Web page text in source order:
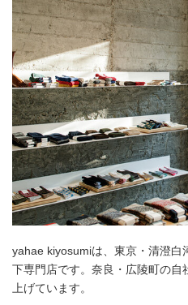
yahae kiyosumiは、東京・清澄白
下専門店です。奈良・広陵町の自
上げています。